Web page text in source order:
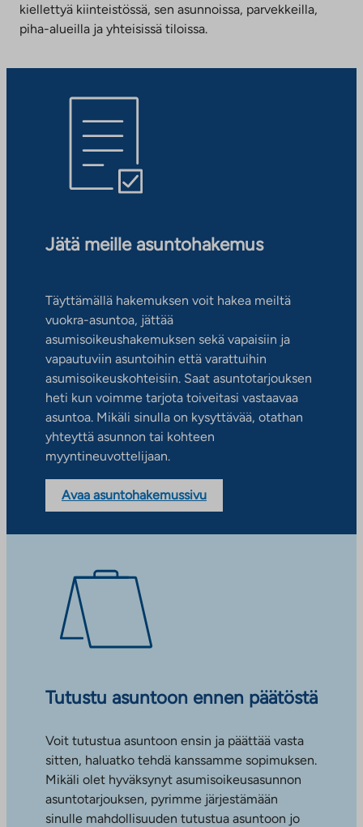
kiellettyä kiinteistössä, sen asunnoissa, parvekkeilla,
piha-alueilla ja yhteisissä tiloissa.
Jätä meille asuntohakemus
Täyttämällä hakemuksen voit hakea meiltä
vuokra-asuntoa, jättää
asumisoikeushakemuksen sekä vapaisiin ja
vapautuviin asuntoihin että varattuihin
asumisoikeuskohteisiin. Saat asuntotarjouksen
heti kun voimme tarjota toiveitasi vastaavaa
asuntoa. Mikäli sinulla on kysyttävää, otathan
yhteyttä asunnon tai kohteen
myyntineuvottelijaan.
Avaa asuntohakemussivu
Tutustu asuntoon ennen päätöstä
Voit tutustua asuntoon ensin ja päättää vasta
sitten, haluatko tehdä kanssamme sopimuksen.
Mikäli olet hyväksynyt asumisoikeusasunnon
asuntotarjouksen, pyrimme järjestämään
sinulle mahdollisuuden tutustua asuntoon jo